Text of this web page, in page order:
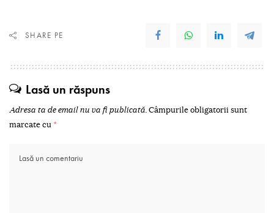
SHARE PE
Lasă un răspuns
Adresa ta de email nu va fi publicată.Câmpurile obligatorii sunt
marcate cu *